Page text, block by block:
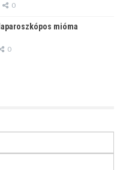
0
mióma
0